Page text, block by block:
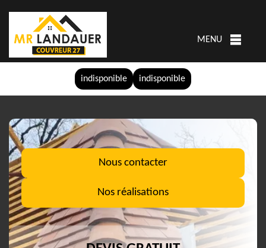
indisponible indisponible
MENU
Nous contacter
Nos réalisations